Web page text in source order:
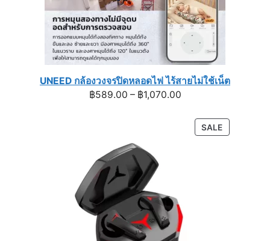
UNEED กล้องวงจรปิดหลอดไฟ ไร้สายไม่ใช้เน็ต
฿589.00 – ฿1,070.00Price
฿589.00
through
SALEPRODUCT
ON